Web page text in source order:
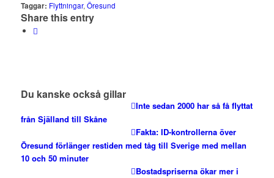
Taggar: Flyttningar,Öresund
Share this entry
Du kanske också gillar
Inte sedan 2000 har så få flyttat
från Själland till Skåne
Fakta: ID-kontrollerna över
Öresund förlänger restiden med tåg till Sverige med mellan
10 och 50 minuter
Bostadspriserna ökar mer i